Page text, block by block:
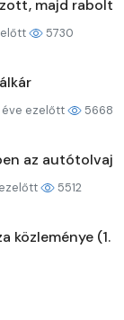
majd rabolt
5730
éve ezelőtt 5668
az autótolvaj
5512
közleménye (1.